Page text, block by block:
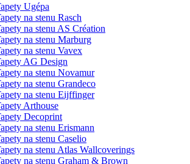
Ugépa
na stenu Rasch
na stenu AS Création
na stenu Marburg
na stenu Vavex
AG Design
na stenu Novamur
na stenu Grandeco
na stenu Eijffinger
Arthouse
Decoprint
na stenu Erismann
na stenu Caselio
na stenu Atlas Wallcoverings
na stenu Graham & Brown